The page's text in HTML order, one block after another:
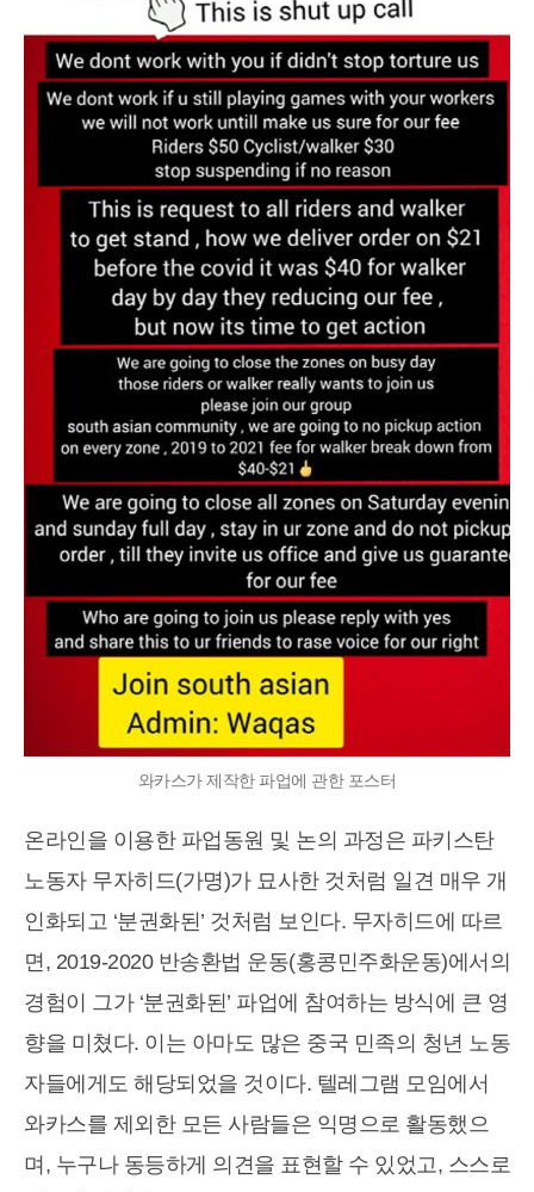
와카스가 제작한 파업에 관한 포스터
온라인을 이용한 파업동원 및 논의 과정은 파키스탄
노동자 무자히드(가명)가 묘사한 것처럼 일견 매우 개
인화되고 ‘분권화된’ 것처럼 보인다. 무자히드에 따르
면, 2019-2020 반송환법 운동(홍콩민주화운동)에서의
경험이 그가 ‘분권화된’ 파업에 참여하는 방식에 큰 영
향을 미쳤다. 이는 아마도 많은 중국 민족의 청년 노동
자들에게도 해당되었을 것이다. 텔레그램 모임에서
와카스를 제외한 모든 사람들은 익명으로 활동했으
며, 누구나 동등하게 의견을 표현할 수 있었고, 스스로